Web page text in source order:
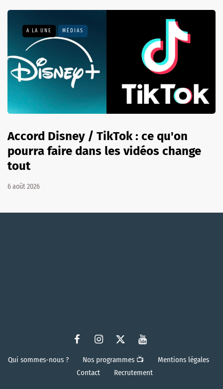
A LA UNE MÉDIAS
Accord Disney / TikTok : ce qu'on
pourra faire dans les vidéos change
tout
6 août 2026
Qui sommes-nous ? Nos programmes 📺
Mentions légales
Contact
Recrutement